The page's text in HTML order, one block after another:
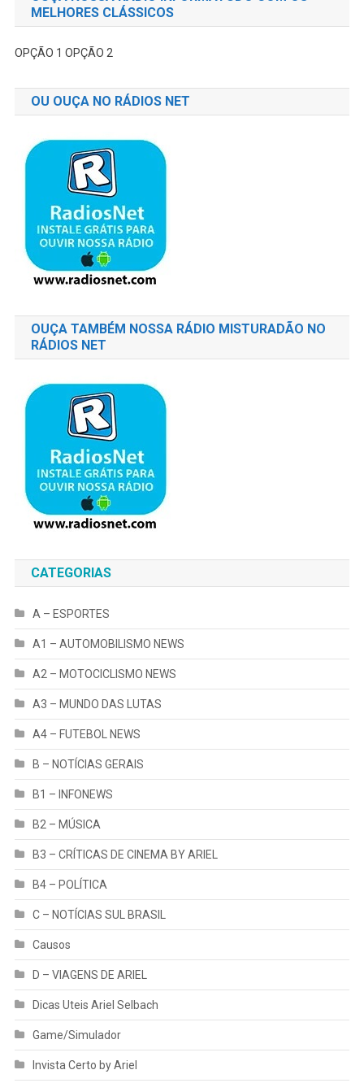
MELHORES CLÁSSICOS
OPÇÃO 1 OPÇÃO 2
OU OUÇA NO RÁDIOS NET
OUÇA TAMBÉM NOSSA RÁDIO MISTURADÃO NO
RÁDIOS NET
CATEGORIAS
A – ESPORTES
A1 – AUTOMOBILISMO NEWS
A2 – MOTOCICLISMO NEWS
A3 – MUNDO DAS LUTAS
A4 – FUTEBOL NEWS
B – NOTÍCIAS GERAIS
B1 – INFONEWS
B2 – MÚSICA
B3 – CRÍTICAS DE CINEMA BY ARIEL
B4 – POLÍTICA
C – NOTÍCIAS SUL BRASIL
Causos
D – VIAGENS DE ARIEL
Dicas Uteis Ariel Selbach
Game/Simulador
Invista Certo by Ariel